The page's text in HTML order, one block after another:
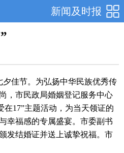
新闻及时报
夕佳节。为弘扬中华民族优秀传
，市民政局婚姻登记服务中心
在17”主题活动，为当天领证的
幸福感的专属盛宴。市委副书
发结婚证并送上诚挚祝福。市